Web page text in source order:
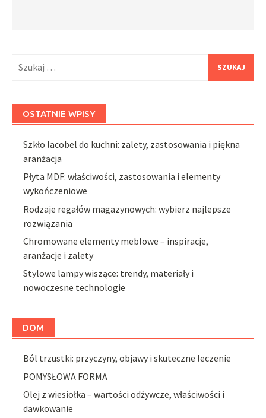
OSTATNIE WPISY
Szkło lacobel do kuchni: zalety, zastosowania i piękna
aranżacja
Płyta MDF: właściwości, zastosowania i elementy
wykończeniowe
Rodzaje regałów magazynowych: wybierz najlepsze
rozwiązania
Chromowane elementy meblowe – inspiracje,
aranżacje i zalety
Stylowe lampy wiszące: trendy, materiały i
nowoczesne technologie
DOM
Ból trzustki: przyczyny, objawy i skuteczne leczenie
POMYSŁOWA FORMA
Olej z wiesiołka – wartości odżywcze, właściwości i
dawkowanie